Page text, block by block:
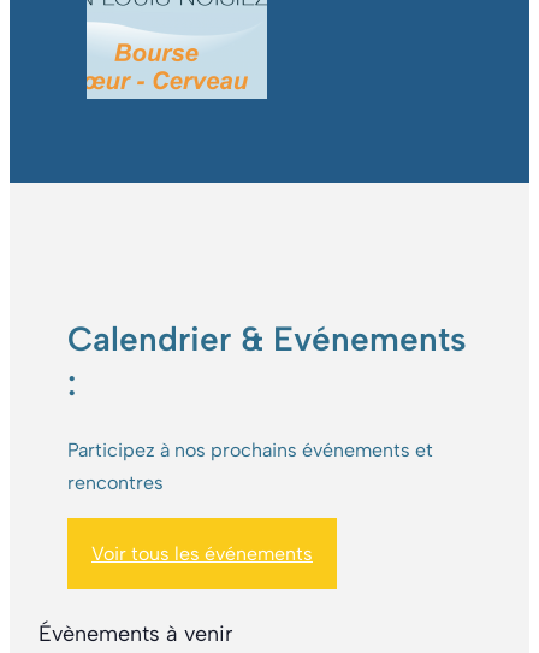
Calendrier & Evénements
:
Participez à nos prochains événements et
rencontres
Voir tous les événements
Évènements à venir